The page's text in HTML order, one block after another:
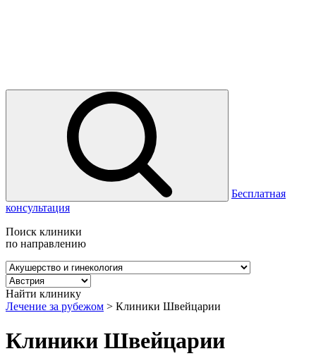
Бесплатная
консультация
Поиск клиники
по направлению
Найти клинику
Лечение за рубежом > Клиники Швейцарии
Клиники Швейцарии